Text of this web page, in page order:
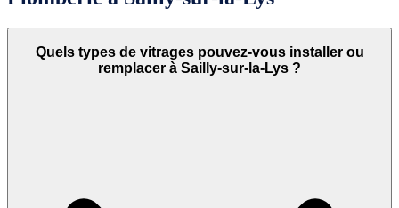
Quels types de vitrages pouvez-vous installer ou
remplacer à Sailly-sur-la-Lys ?